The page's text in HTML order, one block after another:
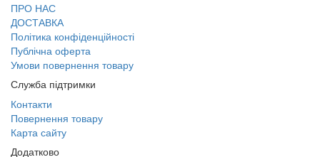
ПРО НАС
ДОСТАВКА
Політика конфіденційності
Публічна оферта
Умови повернення товару
Служба підтримки
Контакти
Повернення товару
Карта сайту
Додатково